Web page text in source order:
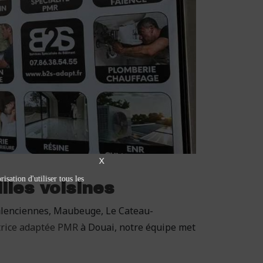
voisines
Maubeuge, Le Cateau-
adaptée PMR à Douai, notre équipe met
X
d'utiliser tous les